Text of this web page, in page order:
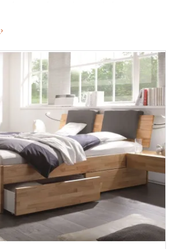
sur le style. Que vous
lit avec rangement pour une
une chambre d’enfant ou un
conjuguentélégance
praticité au quotidien.
chêne massif, hêtre massif
ou
, noslits avec tiroirsséduisent par
leurs matériaux et la qualité de
modèle apporte une
et authentique à votre
offrant des
espaces de
et fonctionnels
. Fini les
grâce aux tiroirs
facilement linge de lit,